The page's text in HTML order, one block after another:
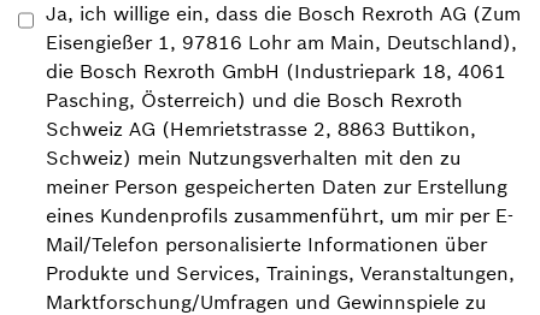
Ja, ich willige ein, dass die Bosch Rexroth AG (Zum
Eisengießer 1, 97816 Lohr am Main, Deutschland),
die Bosch Rexroth GmbH (Industriepark 18, 4061
Pasching, Österreich) und die Bosch Rexroth
Schweiz AG (Hemrietstrasse 2, 8863 Buttikon,
Schweiz) mein Nutzungsverhalten mit den zu
meiner Person gespeicherten Daten zur Erstellung
eines Kundenprofils zusammenführt, um mir per E-
Mail/Telefon personalisierte Informationen über
Produkte und Services, Trainings, Veranstaltungen,
Marktforschung/Umfragen und Gewinnspiele zu